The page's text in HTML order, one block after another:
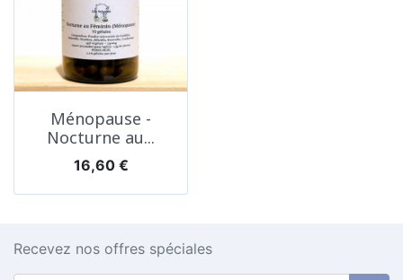
Ménopause -
Nocturne au...
Prix
16,60 €
Recevez nos offres spéciales